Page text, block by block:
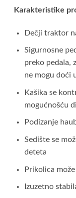
Karakteristike
Dečji traktor
Sigurnosne
preko pedala,
ne mogu doći
Kašika se
mogućnošću
Podizanje
Sedište se
deteta
Prikolica
Izuzetno